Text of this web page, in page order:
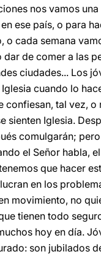
nos vamos una
ese país, o para
o cada semana
dar de comer a las
ciudades... Los
cuando lo
confiesan, tal vez, o
sienten Iglesia.
comulgarán;
el Señor habla,
que hacer
en los
movimiento, no
tienen todo
hoy en día.
son jubilados